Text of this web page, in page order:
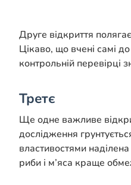
Друге відкриття
Цікаво, що вчені самі
контрольній перевірці
Третє
Ще одне важливе
дослідження
властивостями
риби і м’яса краще